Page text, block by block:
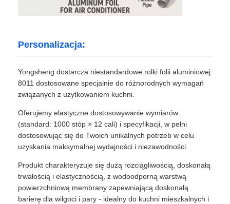
Personalizacja:
Yongsheng dostarcza niestandardowe rolki folii aluminiowej
8011 dostosowane specjalnie do różnorodnych wymagań
związanych z użytkowaniem kuchni.
Oferujemy elastyczne dostosowywanie wymiarów
(standard: 1000 stóp × 12 cali) i specyfikacji, w pełni
dostosowując się do Twoich unikalnych potrzeb w celu
uzyskania maksymalnej wydajności i niezawodności.
Produkt charakteryzuje się dużą rozciągliwością, doskonałą
trwałością i elastycznością, z wodoodporną warstwą
powierzchniową membrany zapewniającą doskonałą
barierę dla wilgoci i pary - idealny do kuchni mieszkalnych i